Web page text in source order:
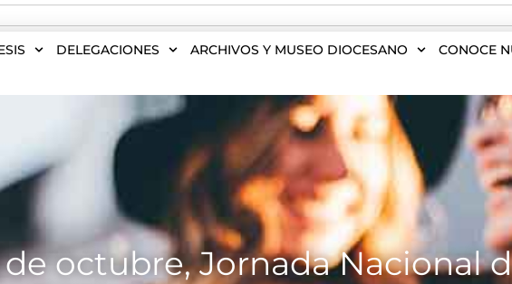
DELEGACIONES ARCHIVOS Y MUSEO DIOCESANO CONOCE
de octubre, Jornada Nacional